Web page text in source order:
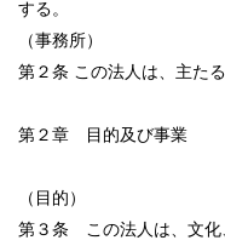
する。
（事務所）
第２条 この法人は、主た
第２章 目的及び事業
（目的）
第３条 この法人は、文化